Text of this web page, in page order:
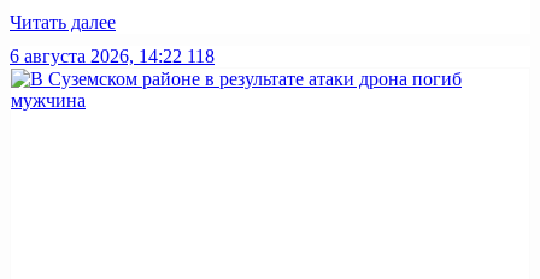
Читать далее
6 августа 2026, 14:22 118